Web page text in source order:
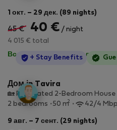
1 окт. – 29 дек. (89 nights)
45 € 40 € / night
4 015 € total
Все коммунальные услуги
StayProtection
+ Stay Benefits
Дом in Tavira
🏡 Renovated 2-Bedroom
2 bedrooms
50 m2 42/4
9 авг. – 7 сент. (29 nights)